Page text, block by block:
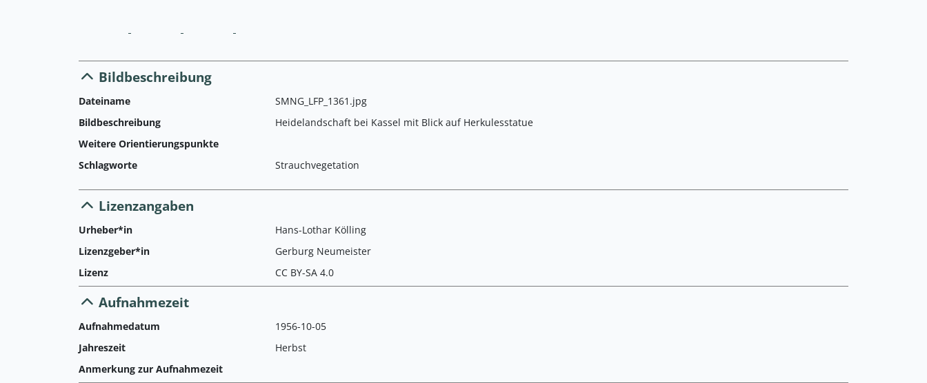
Bildbeschreibung
Dateiname
SMNG_LFP_1361.jpg
Bildbeschreibung
Heidelandschaft bei Kassel mit Blick auf Herkulesstatue
Weitere Orientierungspunkte
Schlagworte
Strauchvegetation
Lizenzangaben
Urheber*in
Hans-Lothar Kölling
Lizenzgeber*in
Gerburg Neumeister
Lizenz
CC BY-SA 4.0
Aufnahmezeit
Aufnahmedatum
1956-10-05
Jahreszeit
Herbst
Anmerkung zur Aufnahmezeit